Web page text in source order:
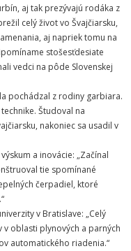
aj tak prezývajú rodáka z
celý život vo Švajčiarsku,
aj napriek tomu na
stošesťdesiate
vedci na pôde Slovenskej
pochádzal z rodiny garbiara.
Študoval na
nakoniec sa usadil v
a inovácie: „Začínal
tie spomínané
čerpadiel, ktoré
v Bratislave: „Celý
oblasti plynových a parných
automatického riadenia.“